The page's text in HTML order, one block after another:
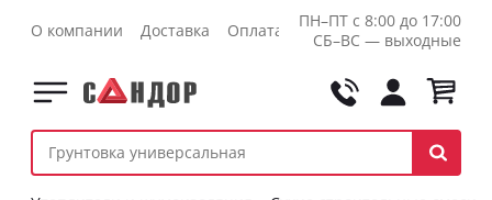
О компании Доставка Оплата Контакты Оптовикам
ПН–ПТ с 8:00 до 17:00
СБ–ВС — выходные